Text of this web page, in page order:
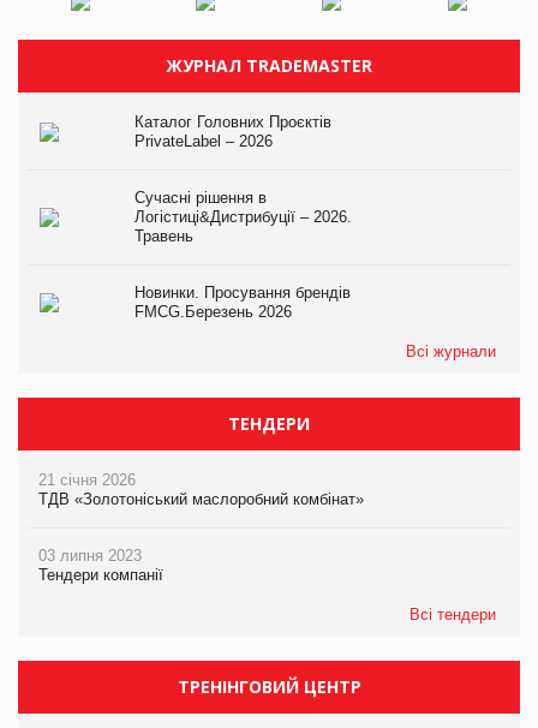
ЖУРНАЛ TRADEMASTER
Каталог Головних Проєктів
PrivateLabel – 2026
Сучасні рішення в
Логістиці&Дистрибуції – 2026.
Травень
Новинки. Просування брендів
FMCG.Березень 2026
Всі журнали
ТЕНДЕРИ
21 січня 2026
ТДВ «Золотоніський маслоробний комбінат»
03 липня 2023
Тендери компанії
Всі тендери
ТРЕНІНГОВИЙ ЦЕНТР